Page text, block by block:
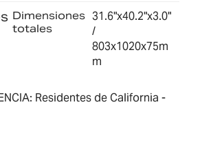
Dimensiones
totales
31.6"x40.2"x3.0"
/
803x1020x75m
m
Residentes de California -